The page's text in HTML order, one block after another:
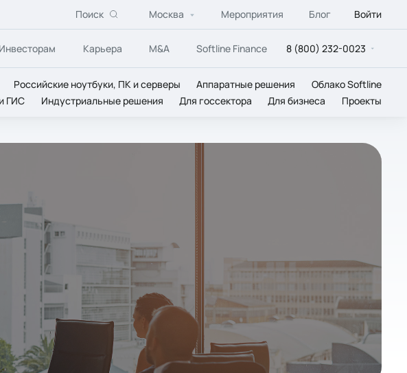
Поиск Москва Мероприятия Блог Войти
Инвесторам Карьера M&A Softline Finance 8 (800) 232-0023
Российские ноутбуки, ПК и серверы Аппаратные решения
Облако Softline
ГИС
Индустриальные решения Для госсектора Для бизнеса Проекты